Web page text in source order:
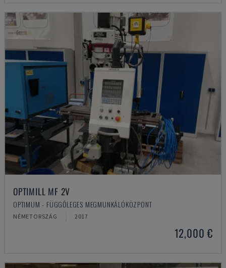
OPTIMILL MF 2V
OPTIMUM - FÜGGŐLEGES MEGMUNKÁLÓKÖZPONT
NÉMETORSZÁG 2017
12,000 €